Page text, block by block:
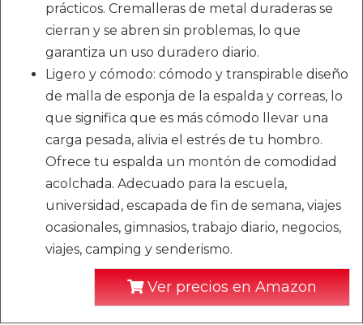
prácticos. Cremalleras de metal duraderas se
cierran y se abren sin problemas, lo que
garantiza un uso duradero diario.
Ligero y cómodo: cómodo y transpirable diseño
de malla de esponja de la espalda y correas, lo
que significa que es más cómodo llevar una
carga pesada, alivia el estrés de tu hombro.
Ofrece tu espalda un montón de comodidad
acolchada. Adecuado para la escuela,
universidad, escapada de fin de semana, viajes
ocasionales, gimnasios, trabajo diario, negocios,
viajes, camping y senderismo.
Ver precios en Amazon